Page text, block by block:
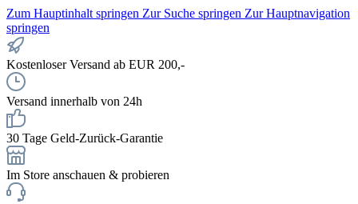
Zum Hauptinhalt springen Zur Suche springen Zur Hauptnavigation
springen
Kostenloser Versand ab EUR 200,-
Versand innerhalb von 24h
30 Tage Geld-Zurück-Garantie
Im Store anschauen & probieren